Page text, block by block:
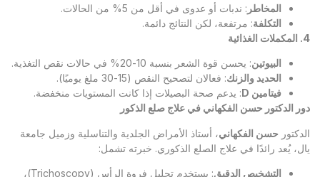
المخاطر : ندبات أو عدوى في أقل من 5% من الحالات.
التكلفة: مرتفعة، لكن النتائج دائمة.
4. المكملات الغذائية
البيوتين: يحسن قوة الشعر بنسبة 10-20% في حالات نقص التغذية.
الحديد والزنك: فعالان لتصحيح النقص (15-30 ملغ يوميًا).
فيتامين D: يدعم صحة البصيلات إذا كانت المستويات منخفضة.
دور الدكتور حسن الفكهاني في علاج صلع الذكور
الدكتور حسن الفكهاني، أستاذ الأمراض الجلدية والتناسلية وزميل جامعة
يال، يُعد رائدًا في علاج الصلع الذكوري. خبرته تشمل:
التشخيص الدقيق : يستخدم تحليل فروة الرأس (Trichoscopy)،